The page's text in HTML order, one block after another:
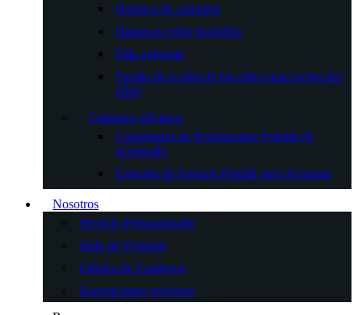
Hamaca de camping
Hamacas estilo brasileño
Silla colgante
Tienda de la silla de los niños que cuelga del
árbol
Camping eléctrico
Congelador de Refrigerador Portátil de
acampada
Estación de Energía Portátil para Acampar
Nosotros
Servicio Personalizado
Sede de Vietnam
Fábrica de Camboya
Exposiciones recientes